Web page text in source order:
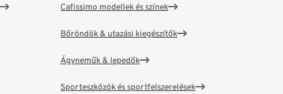
Cafissimo modellek és színek
Bőröndök & utazási kiegészítők
Ágyneműk & lepedők
Sporteszközök és sportfelszerelések